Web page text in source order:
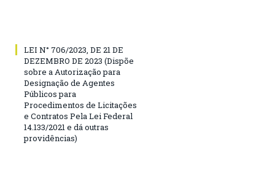
LEI N° 706/2023, DE 21 DE
DEZEMBRO DE 2023 (Dispõe
sobre a Autorização para
Designação de Agentes
Públicos para
Procedimentos de Licitações
e Contratos Pela Lei Federal
14.133/2021 e dá outras
providências)